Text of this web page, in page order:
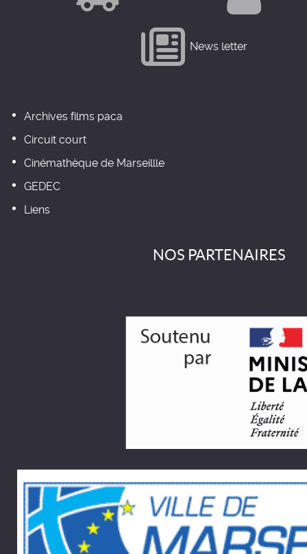
News letter
Archives films paca
Circuit court
Cinémathèque de Marseillle
GEDEC
Liens
NOS PARTENAIRES